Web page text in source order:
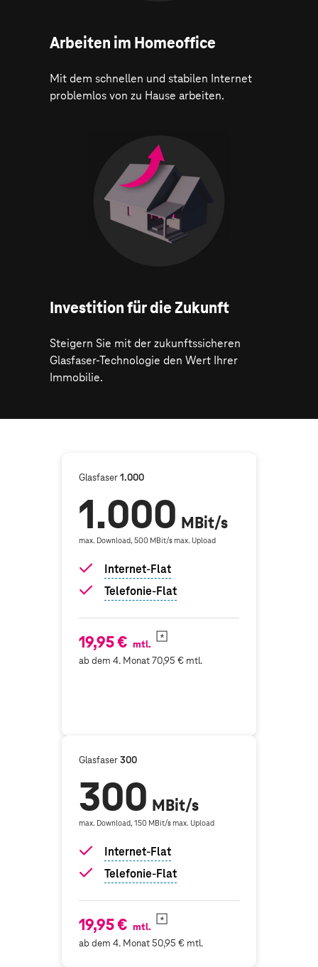
Arbeiten im Homeoffice
Mit dem schnellen und stabilen Internet
problemlos von zu Hause arbeiten.
Investition für die Zukunft
Steigern Sie mit der zukunftssicheren
Glasfaser-Technologie den Wert Ihrer
Immobilie.
Glasfaser1.000
1.000 MBit/s
max. Download, 500 MBit/s max. Upload
Internet-Flat
Telefonie-Flat
19,95 € mtl.
ab dem 4. Monat 70,95 € mtl.
Glasfaser300
300 MBit/s
max. Download, 150 MBit/s max. Upload
Internet-Flat
Telefonie-Flat
19,95 € mtl.
ab dem 4. Monat 50,95 € mtl.